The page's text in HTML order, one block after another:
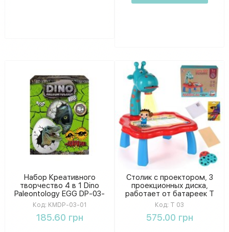
Набор Креативного
творчество 4 в 1 Dino
Paleontology EGG DP-03-
01
Код: KMDP-03-01
185.60 грн
Столик с проектором, 3
проекционных диска,
работает от батареек Т
03
Код: Т 03
575.00 грн